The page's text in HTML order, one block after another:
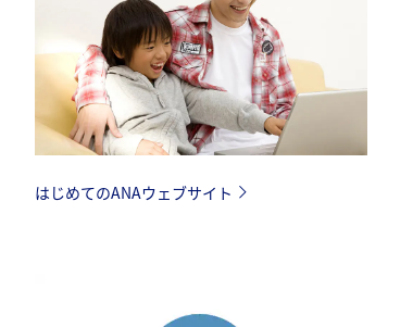
はじめてのANAウェブサイト